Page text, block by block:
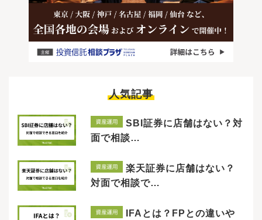
人気記事
SBI証券に店舗はない？対
面で相談…
楽天証券に店舗はない？
対面で相談で…
IFAとは？FPとの違いや